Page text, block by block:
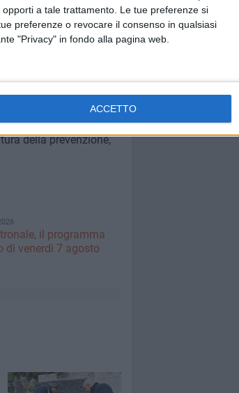
a tale trattamento. Le tue preferenze si
preferenze o revocare il consenso in qualsiasi
"Privacy" in fondo alla pagina web.
ACCETTO
e dei
e Uil.
quale è stato
«salute e sicurezza
con tutte le
dei giovani. Bisogna
della prevenzione,
il programma
di venerdì 7 agosto